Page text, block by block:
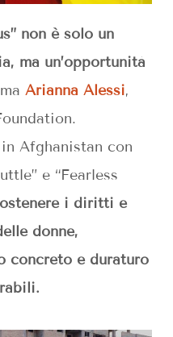
non è solo un
ma un’opportunità
Arianna Alessi,
Afghanistan con
e “Fearless
i diritti e
donne,
concreto e duraturo